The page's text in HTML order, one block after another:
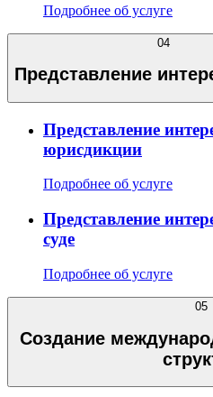
Подробнее об услуге
04
Представление
Представление
юрисдикции
Подробнее об услуге
Представление
суде
Подробнее об услуге
05
Создание